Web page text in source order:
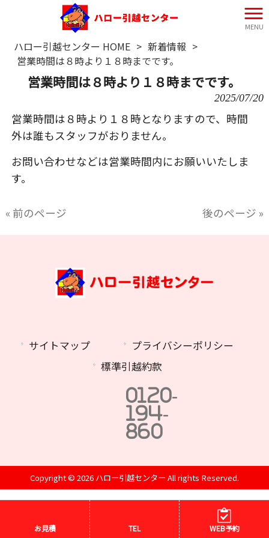
MENU
ハロー引越センター HOME > 新着情報 >
営業時間は８時より１８時までです。
営業時間は８時より１８時までです。
2025/07/20
営業時間は８時より１８時となりますので、時間
外は誰もスタッフがおりません。
お問い合わせなどは営業時間内にお願いいたしま
す。
« 前のページ 後のページ »
サイトマップ
プライバシーポリシー
標準引越約款
0120-
194-
860
Copyright © 2026 ハロー引越センター All rights Reserved.
お見積 TEL WEB予約